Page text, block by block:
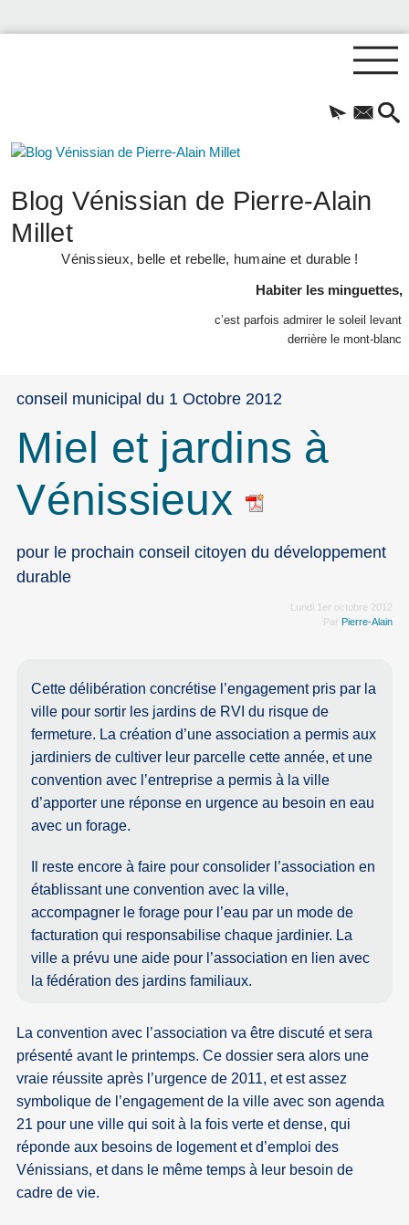
Blog Vénissian de Pierre-Alain
Millet
Vénissieux, belle et rebelle, humaine et durable !
Habiter les minguettes,
c’est parfois admirer le soleil levant
derrière le mont-blanc
conseil municipal du 1 Octobre 2012
Miel et jardins à
Vénissieux
pour le prochain conseil citoyen du développement
durable
Lundi 1er octobre 2012
Par Pierre-Alain
Cette délibération concrétise l’engagement pris par la
ville pour sortir les jardins de RVI du risque de
fermeture. La création d’une association a permis aux
jardiniers de cultiver leur parcelle cette année, et une
convention avec l’entreprise a permis à la ville
d’apporter une réponse en urgence au besoin en eau
avec un forage.
Il reste encore à faire pour consolider l’association en
établissant une convention avec la ville,
accompagner le forage pour l’eau par un mode de
facturation qui responsabilise chaque jardinier. La
ville a prévu une aide pour l’association en lien avec
la fédération des jardins familiaux.
La convention avec l’association va être discuté et sera
présenté avant le printemps. Ce dossier sera alors une
vraie réussite après l’urgence de 2011, et est assez
symbolique de l’engagement de la ville avec son agenda
21 pour une ville qui soit à la fois verte et dense, qui
réponde aux besoins de logement et d’emploi des
Vénissians, et dans le même temps à leur besoin de
cadre de vie.